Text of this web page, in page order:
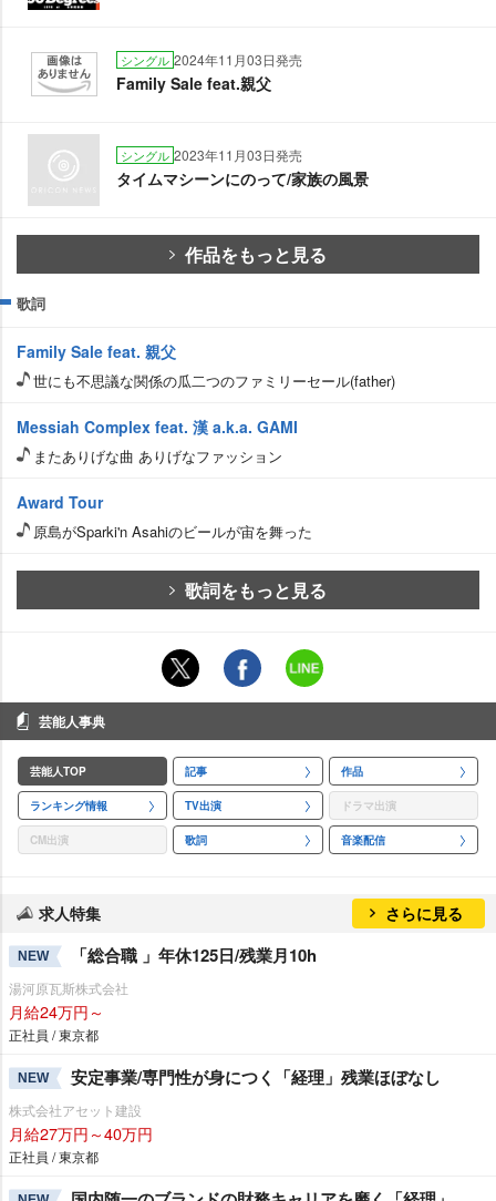
シングル 2024年11月03日発売
Family Sale feat.親父
シングル 2023年11月03日発売
タイムマシーンにのって/家族の風景
作品をもっと見る
歌詞
Family Sale feat. 親父
世にも不思議な関係の瓜二つのファミリーセール(father)
Messiah Complex feat. 漢 a.k.a. GAMI
またありげな曲 ありげなファッション
Award Tour
原島がSparki'n Asahiのビールが宙を舞った
歌詞をもっと見る
芸能人事典
芸能人TOP 記事 作品
ランキング情報 TV出演 ドラマ出演
CM出演 歌詞 音楽配信
求人特集 さらに見る
NEW 「総合職 」年休125日/残業月10h
湯河原瓦斯株式会社
月給24万円～
正社員 / 東京都
NEW 安定事業/専門性が身につく「経理」残業ほぼなし
株式会社アセット建設
月給27万円～40万円
正社員 / 東京都